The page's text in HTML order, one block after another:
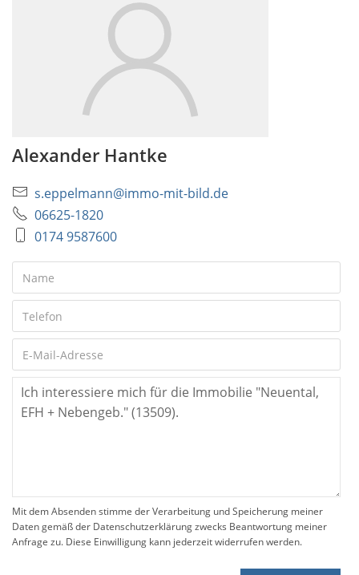
Alexander Hantke
s.eppelmann@immo-mit-bild.de
06625-1820
0174 9587600
Mit dem Absenden stimme der Verarbeitung und Speicherung meiner
Daten gemäß der Datenschutzerklärung zwecks Beantwortung meiner
Anfrage zu. Diese Einwilligung kann jederzeit widerrufen werden.